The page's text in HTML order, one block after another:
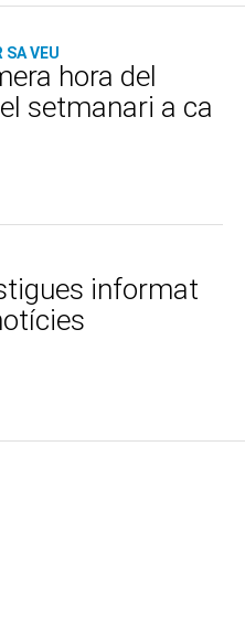
SA VEU
hora del
setmanari a ca
informat